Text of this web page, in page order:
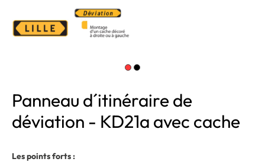
Panneau d´itinéraire de
déviation - KD21a avec cache
Les points forts :